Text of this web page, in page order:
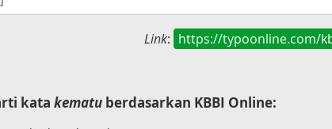
Link: https://typoonline.com/
kata kematuberdasarkan KBBI Online: